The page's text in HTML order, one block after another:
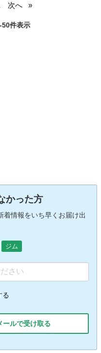
次へ
件表示
かった方
着情報をいち早くお届け出
ジム
る
ルで受け取る